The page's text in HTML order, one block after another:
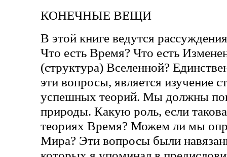
КОНЕЧНЫЕ ВЕЩИ
В этой книге ведутся
Что есть Время? Что есть
(структура) Вселенной?
эти вопросы, является изучение
успешных теорий. Мы должны
природы. Какую роль, если
теориях Время? Можем ли мы
Мира? Эти вопросы были